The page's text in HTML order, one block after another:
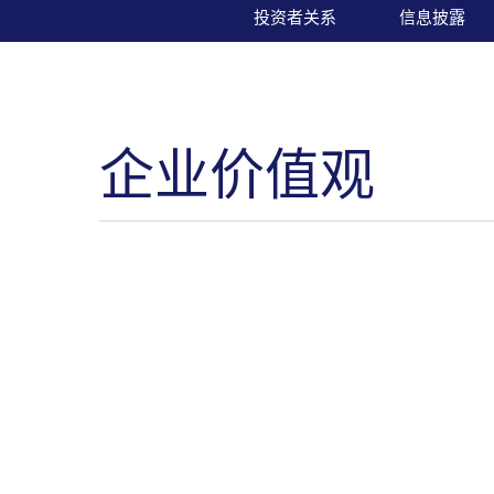
投资者关系 信息披露
企业价值观